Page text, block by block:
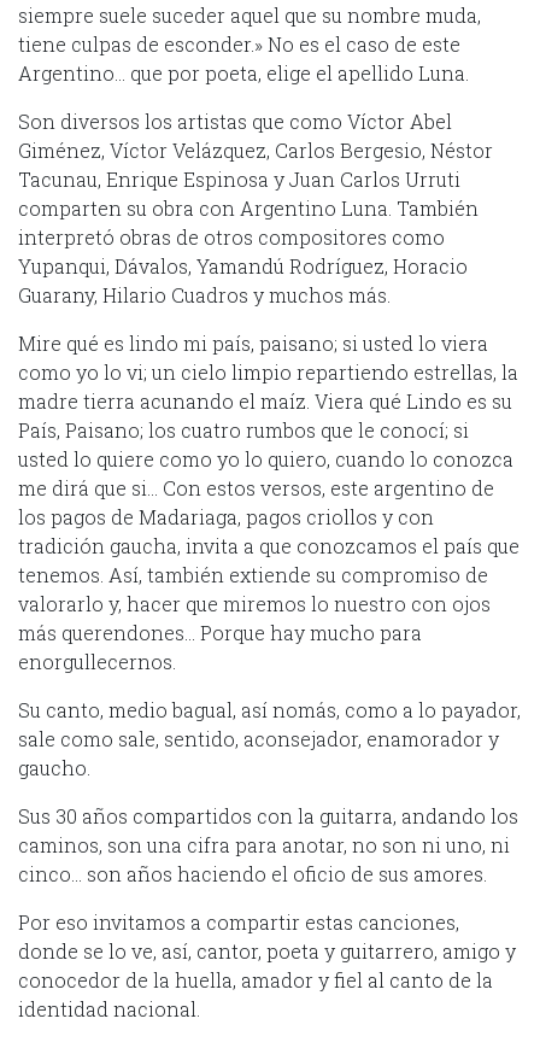
siempre suele suceder aquel que su nombre muda,
tiene culpas de esconder.» No es el caso de este
Argentino… que por poeta, elige el apellido Luna.
Son diversos los artistas que como Víctor Abel
Giménez, Víctor Velázquez, Carlos Bergesio, Néstor
Tacunau, Enrique Espinosa y Juan Carlos Urruti
comparten su obra con Argentino Luna. También
interpretó obras de otros compositores como
Yupanqui, Dávalos, Yamandú Rodríguez, Horacio
Guarany, Hilario Cuadros y muchos más.
Mire qué es lindo mi país, paisano; si usted lo viera
como yo lo vi; un cielo limpio repartiendo estrellas, la
madre tierra acunando el maíz. Viera qué Lindo es su
País, Paisano; los cuatro rumbos que le conocí; si
usted lo quiere como yo lo quiero, cuando lo conozca
me dirá que si… Con estos versos, este argentino de
los pagos de Madariaga, pagos criollos y con
tradición gaucha, invita a que conozcamos el país que
tenemos. Así, también extiende su compromiso de
valorarlo y, hacer que miremos lo nuestro con ojos
más querendones… Porque hay mucho para
enorgullecernos.
Su canto, medio bagual, así nomás, como a lo payador,
sale como sale, sentido, aconsejador, enamorador y
gaucho.
Sus 30 años compartidos con la guitarra, andando los
caminos, son una cifra para anotar, no son ni uno, ni
cinco… son años haciendo el oficio de sus amores.
Por eso invitamos a compartir estas canciones,
donde se lo ve, así, cantor, poeta y guitarrero, amigo y
conocedor de la huella, amador y fiel al canto de la
identidad nacional.